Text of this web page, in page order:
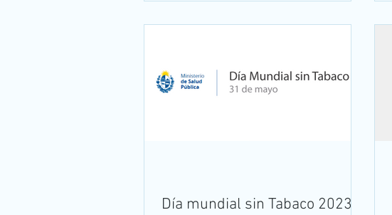
Día mundial sin Tabaco 2023